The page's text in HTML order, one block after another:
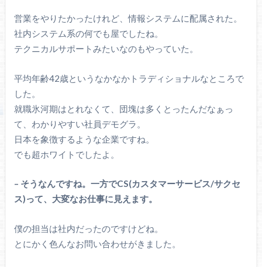
営業をやりたかったけれど、情報システムに配属された。
社内システム系の何でも屋でしたね。
テクニカルサポートみたいなのもやっていた。
平均年齢42歳というなかなかトラディショナルなところで
した。
就職氷河期はとれなくて、団塊は多くとったんだなぁっ
て、わかりやすい社員デモグラ。
日本を象徴するような企業ですね。
でも超ホワイトでしたよ。
– そうなんですね。一方でCS(カスタマーサービス/サクセ
ス)って、大変なお仕事に見えます。
僕の担当は社内だったのですけどね。
とにかく色んなお問い合わせがきました。